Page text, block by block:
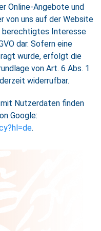
Online-Angebote und
von uns auf der Website
berechtigtes Interesse
dar. Sofern eine
wurde, erfolgt die
von Art. 6 Abs. 1
widerrufbar.
Nutzerdaten finden
Google:
.